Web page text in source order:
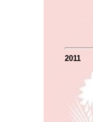
2011